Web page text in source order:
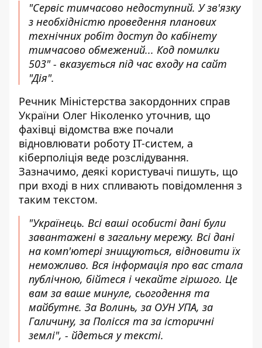
"Сервіс тимчасово недоступний. У зв'язку
з необхідністю проведення планових
технічних робіт доступ до кабінету
тимчасово обмежений... Код помилки
503" - вказується під час входу на сайт
"Дія".
Речник Міністерства закордонних справ
України Олег Ніколенко уточнив, що
фахівці відомства вже почали
відновлювати роботу IT-систем, а
кіберполіція веде розслідування.
Зазначимо, деякі користувачі пишуть, що
при вході в них спливають повідомлення з
таким текстом.
"Українець. Всі ваші особисті дані були
завантажені в загальну мережу. Всі дані
на комп'ютері знищуються, відновити їх
неможливо. Вся інформація про вас стала
публічною, бійтеся і чекайте гіршого. Це
вам за ваше минуле, сьогодення та
майбутнє. За Волинь, за ОУН УПА, за
Галичину, за Полісся та за історичні
землі", - йдеться у тексті.